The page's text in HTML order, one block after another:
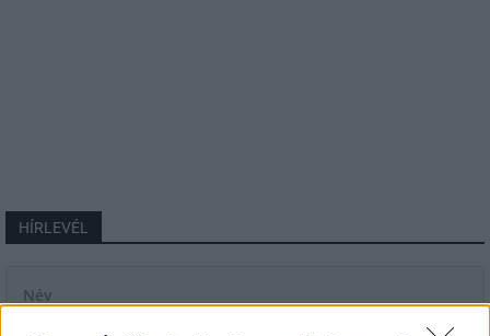
HÍRLEVÉL
Név